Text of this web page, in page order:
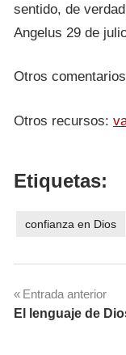
sentido, de
Angelus 29 de
Otros
Otros recursos:
Etiquetas:
confianza en Dios
Entrada anterior
El lenguaje de